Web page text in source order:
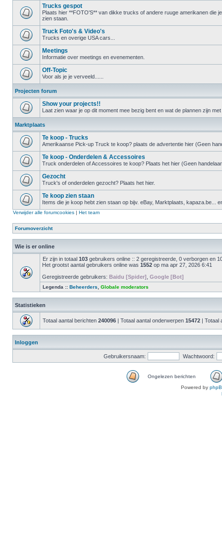
Trucks gespot
Plaats hier **FOTO'S** van dikke trucks of andere ruuge amerikanen die
zien staan.
Truck Foto's & Video's
Trucks en overige USA cars...
Meetings
Informatie over meetings en evenementen.
Off-Topic
Voor als je je verveeld......
Projecten forum
Show your projects!!
Laat zien waar je op dit moment mee bezig bent en wat de plannen zijn
Marktplaats
Te koop - Trucks
Amerikaanse Pick-up Truck te koop? plaats de advertentie hier (Geen
Te koop - Onderdelen & Accessoires
Truck onderdelen of Accessoires te koop? Plaats het hier (Geen
Gezocht
Truck's of onderdelen gezocht? Plaats het hier.
Te koop zien staan
Items die je koop hebt zien staan op bijv. eBay, Marktplaats, kapaza.be...
Verwijder alle forumcookies | Het team
Forumoverzicht
Wie is er online
Er zijn in totaal 103 gebruikers online :: 2 geregistreerde, 0 verborgen en
Het grootst aantal gebruikers online was 1552 op ma apr 27, 2026 6:41
Geregistreerde gebruikers: Baidu [Spider] Google [Bot]
Legenda :: Beheerders Globale moderators
Statistieken
Totaal aantal berichten 240096 | Totaal aantal onderwerpen 15472 | Totaal
Inloggen
Gebruikersnaam: Wachtwoord:
Ongelezen berichten
Powered by